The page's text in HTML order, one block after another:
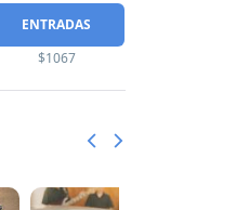
ENTRADAS
$1067